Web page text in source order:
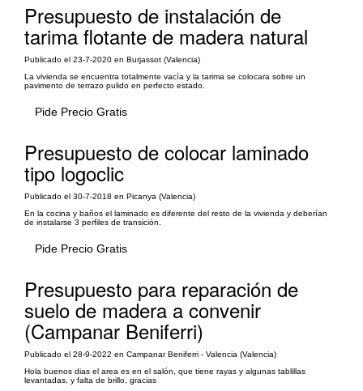
Presupuesto de instalación de
tarima flotante de madera natural
Publicado el 23-7-2020 en Burjassot (Valencia)
La vivienda se encuentra totalmente vacía y la tarima se colocara sobre un
pavimento de terrazo pulido en perfecto estado.
Pide Precio Gratis
Presupuesto de colocar laminado
tipo logoclic
Publicado el 30-7-2018 en Picanya (Valencia)
En la cocina y baños el laminado es diferente del resto de la vivienda y deberían
de instalarse 3 perfiles de transición.
Pide Precio Gratis
Presupuesto para reparación de
suelo de madera a convenir
(Campanar Beniferri)
Publicado el 28-9-2022 en Campanar Beniferri - Valencia (Valencia)
Hola buenos dias el area es en el salón, que tiene rayas y algunas tablillas
levantadas, y falta de brillo, gracias